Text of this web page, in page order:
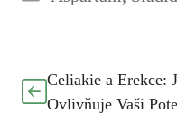
Celiakie a Erekce:
Ovlivňuje Vaši